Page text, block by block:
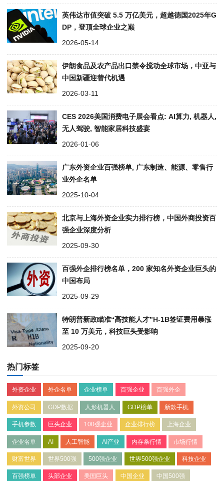
英伟达市值突破 5.5 万亿美元，超越德国2025年G
DP，登顶全球企业之巅
2026-05-14
伊朗食品及农产品出口禁令搅动全球市场，中亚与
中国新疆迎替代机遇​
2026-03-11
CES 2026美国消费电子展会看点: AI算力, 机器人,
无人驾驶, 智能家居科技盛宴
2026-01-06
广东外资企业百强榜单, 广东制造、能源、零售行
业外企名单
2025-10-04
北京与上海外资企业实力排行榜，中国外商投资百
强企业深度分析
2025-09-30
百强外企排行榜名单，200 家知名外资企业巨头的
中国布局
2025-09-29
特朗普新政瞄准“高技能人才”H-1B签证费用暴涨
至 10 万美元，科技巨头受影响
2025-09-20
热门标签
外资企业 外企名单 企业榜单 百强企业 百强外企
外资公司 GDP数据 人形机器人 GDP榜单 新款手机
手机参数 巨头企业 100强企业 企业排行榜 上海企业
企业名单 AI 人工智能 AI产业 内存条行情 市场行情
财富世界 世界500强 500强企业 世界500强企业 科技企业
百强榜单 头部企业 美国巨头 中国企业 中国500强